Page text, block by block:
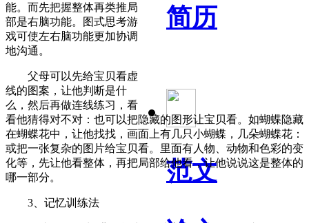
简历
范文
能。而先把握整体再类推局
部是右脑功能。图式思考游
戏可使左右脑功能更加协调
地沟通。
父母可以先给宝贝看虚
线的图案，让他判断是什
么，然后再做连线练习，看
看他猜得对不对：也可以把隐藏的图形让宝贝看。如蝴蝶隐藏
在蝴蝶花中，让他找找，画面上有几只小蝴蝶，几朵蝴蝶花：
或把一张复杂的图片给宝贝看。里面有人物、动物和色彩的变
化等，先让他看整体，再把局部给他看，让他说说这是整体的
哪一部分。
3、记忆训练法